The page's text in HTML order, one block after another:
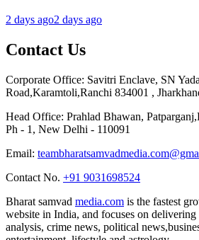
2 days ago2 days ago
Contact Us
Corporate Office: Savitri Enclave, SN
Road,Karamtoli,Ranchi 834001 ,
Head Office: Prahlad Bhawan,
Ph - 1, New Delhi - 110091
Email:
Contact No. ‪ +91 9031698524
Bharat samvad media.com is the fastest
website in India, and focuses on
analysis, crime news, political